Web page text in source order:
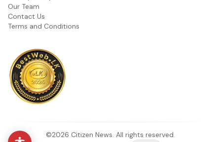
Our Team
Contact Us
Terms and Conditions
©2026 Citizen News. All rights reserved.